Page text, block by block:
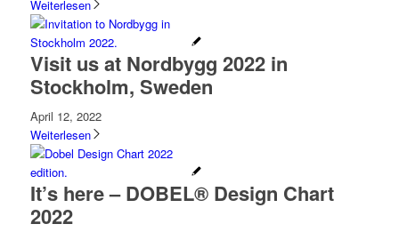
Weiterlesen
Visit us at Nordbygg 2022 in
Stockholm, Sweden
April 12, 2022
Weiterlesen
It’s here – DOBEL® Design Chart
2022